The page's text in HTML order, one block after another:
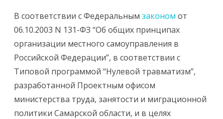
В соответствии с Федеральным законом от
06.10.2003 N 131-ФЗ “Об общих принципах
организации местного самоуправления в
Российской Федерации”, в соответствии с
Типовой программой “Нулевой травматизм”,
разработанной Проектным офисом
министерства труда, занятости и миграционной
политики Самарской области, и в целях